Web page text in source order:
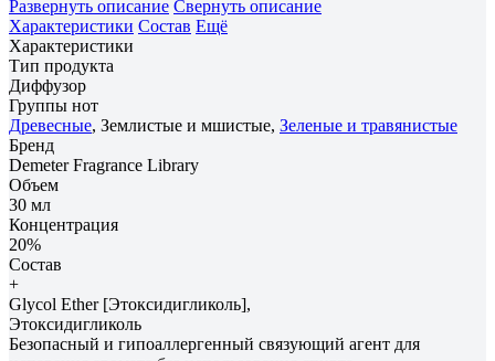
Развернуть описание Свернуть описание
Характеристики Состав Ещё
Характеристики
Тип продукта
Диффузор
Группы нот
Древесные, Землистые и мшистые, Зеленые и травянистые
Бренд
Demeter Fragrance Library
Объем
30 мл
Концентрация
20%
Состав
+
Glycol Ether [Этоксидигликоль],
Этоксидигликоль
Безопасный и гипоаллергенный связующий агент для